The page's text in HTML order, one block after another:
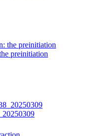
preinitiation